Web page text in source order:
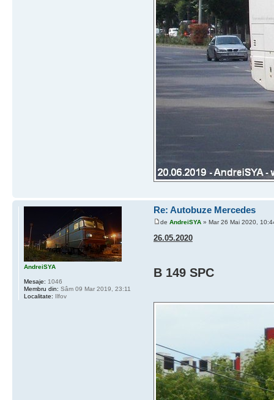
Re: Autobuze Mercedes
de AndreiSYA» Mar 26 Mai 2020,
26.05.2020
B 149 SPC
AndreiSYA
Mesaje: 1046
Membru din: Sâm 09 Mar 2019, 23:11
Localitate: Ilfov